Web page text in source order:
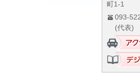
町1-1
093-
(代表)